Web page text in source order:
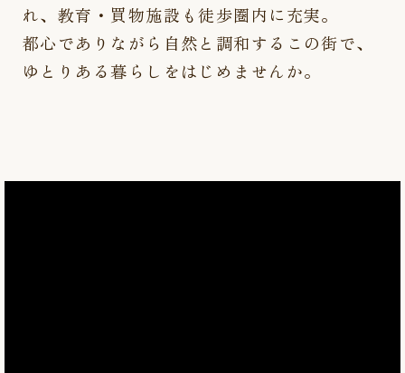
れ、教育・買物施設も徒歩圏内に充実。
都心でありながら自然と調和するこの街で、
ゆとりある暮らしをはじめませんか。